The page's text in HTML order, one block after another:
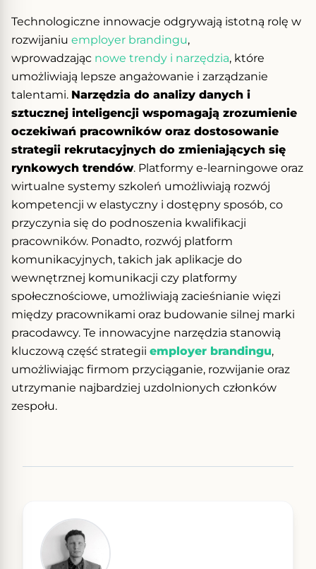
Technologiczne innowacje odgrywają istotną rolę w
rozwijaniu employer brandingu,
wprowadzając nowe trendy i narzędzia, które
umożliwiają lepsze angażowanie i zarządzanie
talentami. Narzędzia do analizy danych i
sztucznej inteligencji wspomagają zrozumienie
oczekiwań pracowników oraz dostosowanie
strategii rekrutacyjnych do zmieniających się
rynkowych trendów. Platformy e-learningowe oraz
wirtualne systemy szkoleń umożliwiają rozwój
kompetencji w elastyczny i dostępny sposób, co
przyczynia się do podnoszenia kwalifikacji
pracowników. Ponadto, rozwój platform
komunikacyjnych, takich jak aplikacje do
wewnętrznej komunikacji czy platformy
społecznościowe, umożliwiają zacieśnianie więzi
między pracownikami oraz budowanie silnej marki
pracodawcy. Te innowacyjne narzędzia stanowią
kluczową część strategii employer brandingu,
umożliwiając firmom przyciąganie, rozwijanie oraz
utrzymanie najbardziej uzdolnionych członków
zespołu.